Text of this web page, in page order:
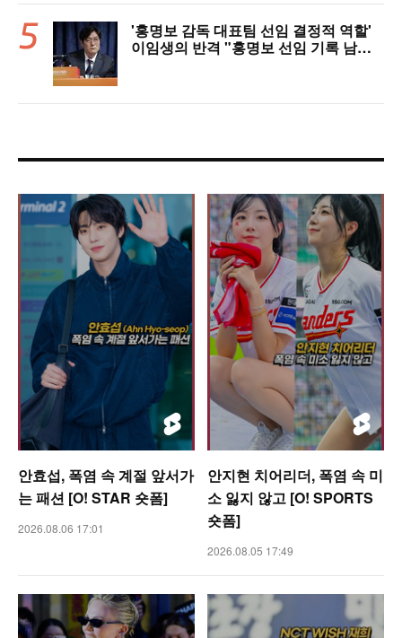
'홍명보 감독 대표팀 선임 결정적 역할'
이임생의 반격 "홍명보 선임 기록 남아
안효섭, 폭염 속 계절 앞서가
는 패션 [O! STAR 숏폼]
2026.08.06 17:01
안지현 치어리더, 폭염 속 미
소 잃지 않고 [O! SPORTS
숏폼]
2026.08.05 17:49